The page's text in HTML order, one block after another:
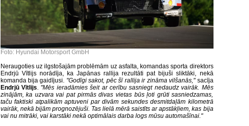
Foto: Hyundai Motorsport GmbH
Neraugoties uz ilgstošajām problēmām uz asfalta, komandas sporta direktors
Endrjū Vītlijs norādīja, ka Japānas rallija rezultāti pat bijuši sliktāki, nekā
komanda bija gaidījusi. "Godīgi sakot, pēc šī rallija ir zināma vilšanās,"sacīja
Endrjū Vītlijs. "Mēs ieradāmies šeit ar cerību sasniegt nedaudz vairāk. Mēs
zinājām, ka uzvara vai pat pirmās divas vietas būs ļoti grūti sasniedzamas,
taču faktiski atpalikām aptuveni par divām sekundes desmitdaļām kilometrā
vairāk, nekā bijām prognozējuši. Tas lielā mērā saistīts ar apstākļiem, kas bija
vai nu mitrāki, vai karstāki nekā optimālais darba logs mūsu automašīnai."